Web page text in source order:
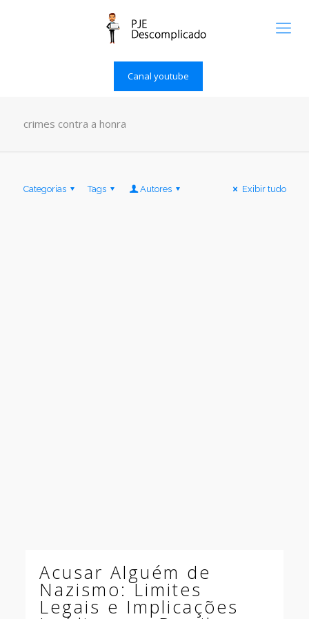
Canal youtube
crimes contra a honra
Categorias Tags Autores Exibir tudo
Acusar Alguém de
Nazismo: Limites
Legais e Implicações